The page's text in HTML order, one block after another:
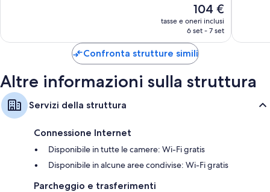
Il
prezzo
attuale
104 €
104 €
tasse e oneri inclusi
6 set - 7 set
Confronta strutture simili
Altre informazioni sulla struttura
Servizi della struttura
Connessione Internet
Disponibile in tutte le camere: Wi-Fi gratis
Disponibile in alcune aree condivise: Wi-Fi gratis
Parcheggio e trasferimenti